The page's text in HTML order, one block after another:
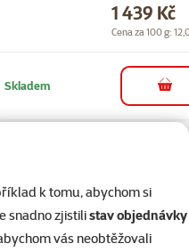
k tomu, abychom si
snadno zjistilistav objednávky
vás neobtěžovali
Cena
1 439 Kč
Cena za 100 g:
Skladem do
Vitaminové
Beaphar B-
50 ml